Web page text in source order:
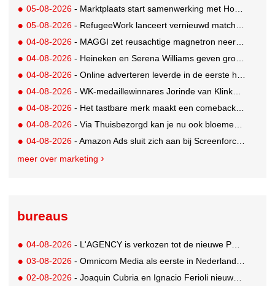
05-08-2026 - Marktplaats start samenwerking met House of Cars
05-08-2026 - RefugeeWork lanceert vernieuwd matchingplatform voor nieuwkomers en werkgevers
04-08-2026 - MAGGI zet reusachtige magnetron neer op Solar Festival
04-08-2026 - Heineken en Serena Williams geven grootste tennisfans kans om US Open bij te wonen
04-08-2026 - Online adverteren leverde in de eerste helft van 2026 meer op
04-08-2026 - WK-medaillewinnares Jorinde van Klinken kiest voor M line
04-08-2026 - Het tastbare merk maakt een comeback. En de marcom-industrie kijkt nog de andere kant op.
04-08-2026 - Via Thuisbezorgd kan je nu ook bloemen bestellen
04-08-2026 - Amazon Ads sluit zich aan bij Screenforce en zal onderdeel uitmaken van NMO
meer over marketing
bureaus
04-08-2026 - L'AGENCY is verkozen tot de nieuwe PR-partner van KoRo
03-08-2026 - Omnicom Media als eerste in Nederland actief met advertenties in ChatGPT
02-08-2026 - Joaquin Cubria en Ignacio Ferioli nieuwe Global CCO’s GUT, Renata Neumann Global Head of Production